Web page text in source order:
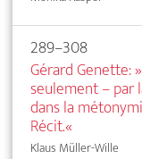
289–308
Gérard Genette:
seulement – par
dans la
Récit.«
Klaus Müller-Wille